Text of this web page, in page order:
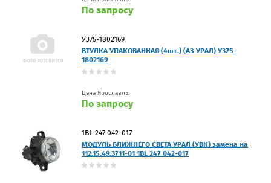
По запросу
У375-1802169
ВТУЛКА УПАКОВАННАЯ (4шт.) (АЗ УРАЛ) У375-
1802169
Цена Ярославль:
По запросу
1BL 247 042-017
МОДУЛЬ БЛИЖНЕГО СВЕТА УРАЛ (УВК) замена на
112.15.49.3711-01 1BL 247 042-017